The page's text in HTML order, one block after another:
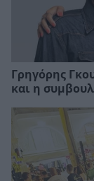
Γρηγόρης
και η